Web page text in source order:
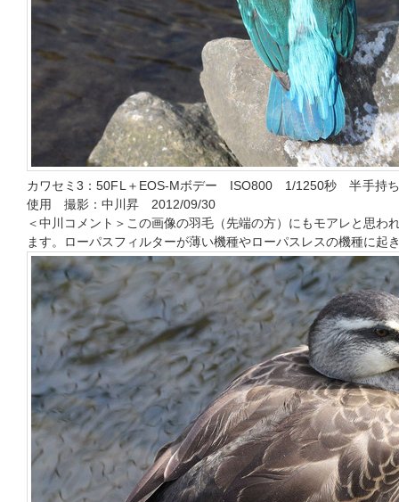
カワセミ3：50FL＋EOS-Mボデー ISO800 1/1250秒 半手持
使用 撮影：中川昇 2012/09/30
＜中川コメント＞この画像の羽毛（先端の方）にもモアレと思わ
ます。ローパスフィルターが薄い機種やローパスレスの機種に起